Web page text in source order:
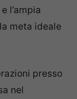
l’ampia
meta ideale
presso
nel